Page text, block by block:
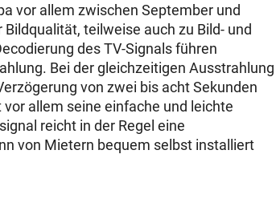
vor allem zwischen September und
teilweise auch zu Bild- und
des TV-Signals führen
Bei der gleichzeitigen Ausstrahlung
von zwei bis acht Sekunden
allem seine einfache und leichte
reicht in der Regel eine
von Mietern bequem selbst installiert